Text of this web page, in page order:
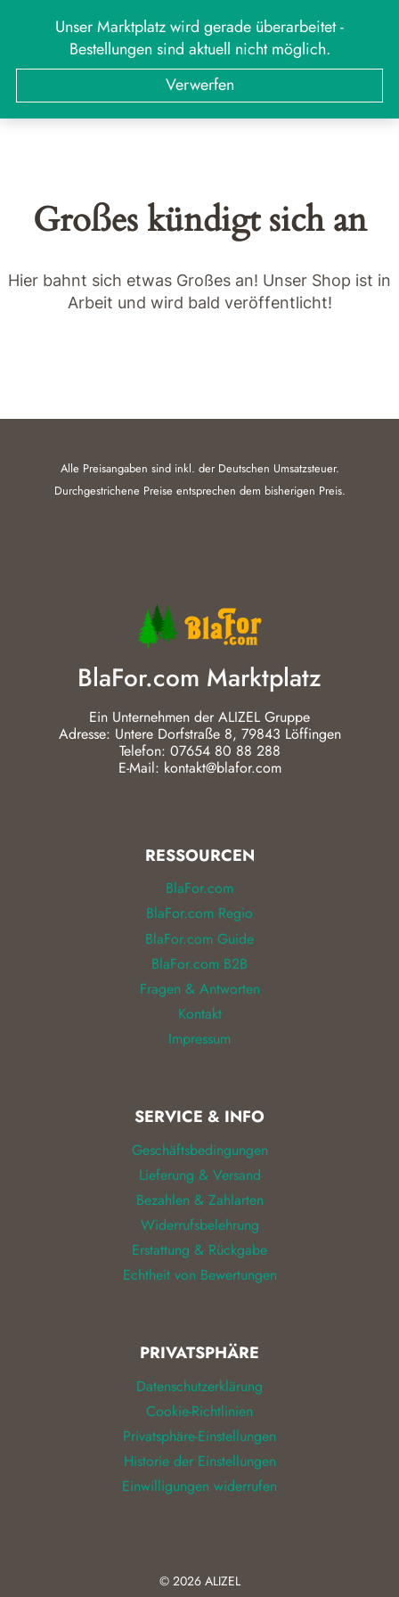
Unser Marktplatz wird gerade überarbeitet -
Bestellungen sind aktuell nicht möglich.
Verwerfen
MARKT
Suchen
Großes kündigt sich an
Hier bahnt sich etwas Großes an! Unser Shop ist in
Arbeit und wird bald veröffentlicht!
Alle Preisangaben sind inkl. der Deutschen Umsatzsteuer.
Durchgestrichene Preise entsprechen dem bisherigen Preis.
BlaFor.com Marktplatz
Ein Unternehmen der ALIZEL Gruppe
Adresse: Untere Dorfstraße 8, 79843 Löffingen
Telefon: 07654 80 88 288
E-Mail: kontakt@blafor.com
RESSOURCEN
BlaFor.com
BlaFor.com Regio
BlaFor.com Guide
BlaFor.com B2B
Fragen & Antworten
Kontakt
Impressum
SERVICE & INFO
Geschäftsbedingungen
Lieferung & Versand
Bezahlen & Zahlarten
Widerrufsbelehrung
Erstattung & Rückgabe
Echtheit von Bewertungen
PRIVATSPHÄRE
Datenschutzerklärung
Cookie-Richtlinien
Privatsphäre-Einstellungen
Historie der Einstellungen
Einwilligungen widerrufen
© 2026 ALIZEL